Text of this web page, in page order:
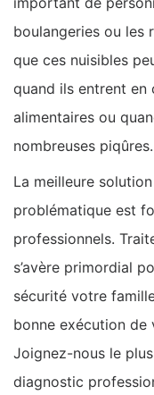
boulangeries ou les
que ces nuisibles
quand ils entrent en
alimentaires ou
nombreuses piqûres.
La meilleure
problématique est
professionnels.
s’avère primordial
sécurité votre
bonne exécution de
Joignez-nous le
diagnostic